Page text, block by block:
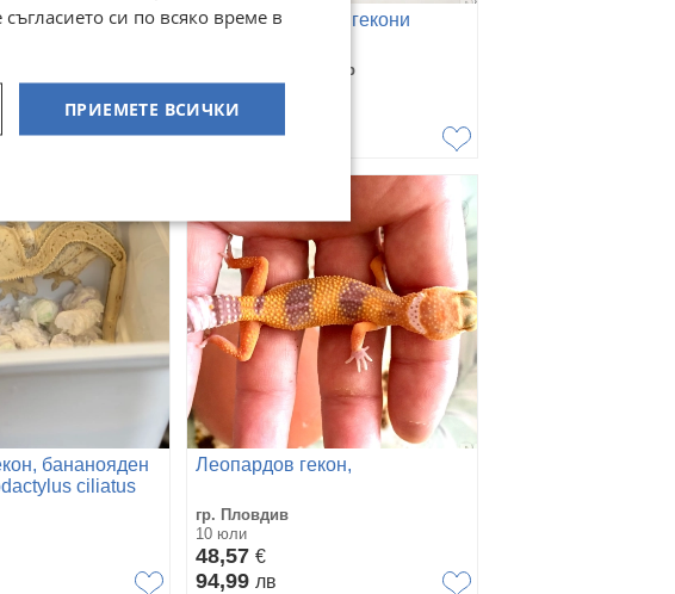
(Correlophus
Продавам ушати гекони
гр. Пловдив, Център
16 юли
80€
156,47лв
бананояден
ciliatus
Леопардов гекон,
гр. Пловдив
10 юли
48,57 €
94,99 лв
си по всяко време в
ПРИЕМЕТЕ ВСИЧКИ